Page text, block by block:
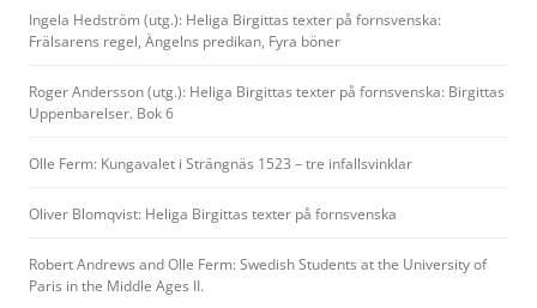
Ingela Hedström (utg.): Heliga Birgittas texter på fornsvenska:
Frälsarens regel, Ängelns predikan, Fyra böner
Roger Andersson (utg.): Heliga Birgittas texter på fornsvenska: Birgittas
Uppenbarelser. Bok 6
Olle Ferm: Kungavalet i Strängnäs 1523 – tre infallsvinklar
Oliver Blomqvist: Heliga Birgittas texter på fornsvenska
Robert Andrews and Olle Ferm: Swedish Students at the University of
Paris in the Middle Ages II.